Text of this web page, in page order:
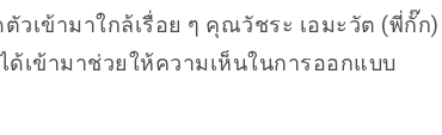
วเข้ามาใกล้เรื่อย ๆ คุณวัชระ เอมะวัต (พี่กั๊ก)
ด้เข้ามาช่วยให้ความเห็นในการออกแบบ